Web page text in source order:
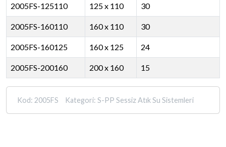
2005FS-125110 125 x 110 30
2005FS-160110 160 x 110 30
2005FS-160125 160 x 125 24
2005FS-200160 200 x 160 15
Kod: 2005FS Kategori: S-PP Sessiz Atık Su Sistemleri